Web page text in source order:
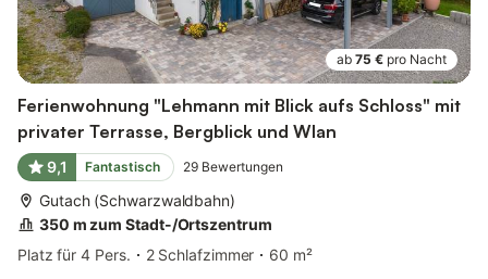
ab 75 € pro Nacht
Ferienwohnung "Lehmann mit Blick aufs Schloss" mit
privater Terrasse, Bergblick und Wlan
9,1 Fantastisch 29 Bewertungen
Gutach (Schwarzwaldbahn)
350 m zum Stadt-/Ortszentrum
Platz für 4 Pers.
2 Schlafzimmer
60 m²